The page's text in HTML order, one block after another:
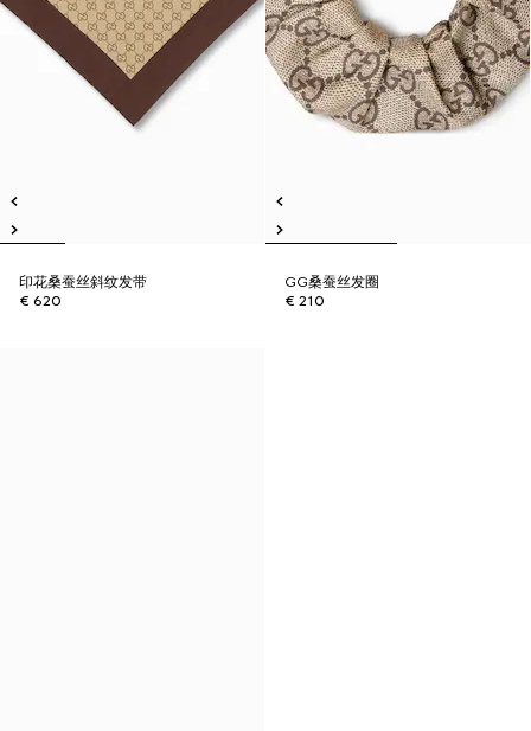
印花桑蚕丝斜纹发带
€ 620
GG桑蚕丝发圈
€ 210